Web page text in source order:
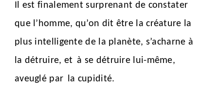
Il est finalement surprenant de constater
que l’homme, qu’on dit être la créature la
plus intelligente de la planète, s’acharne à
la détruire, et à se détruire lui-même,
aveuglé par la cupidité.